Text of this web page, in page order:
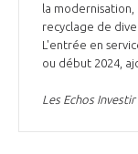
la
recyclage de
L'entrée en
ou début 2024,
Les Echos